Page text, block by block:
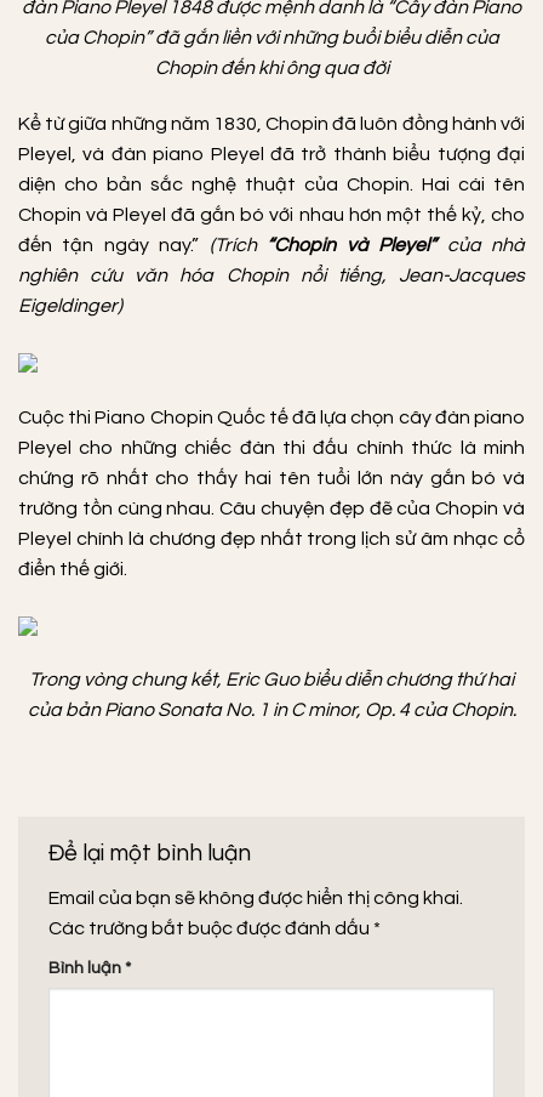
đàn Piano Pleyel 1848 được mệnh danh là “Cây đàn Piano
của Chopin” đã gắn liền với những buổi biểu diễn của
Chopin đến khi ông qua đời
Kể từ giữa những năm 1830, Chopin đã luôn đồng hành với
Pleyel, và đàn piano Pleyel đã trở thành biểu tượng đại
diện cho bản sắc nghệ thuật của Chopin. Hai cái tên
Chopin và Pleyel đã gắn bó với nhau hơn một thế kỷ, cho
đến tận ngày nay.” (Trích “Chopin và Pleyel”của nhà
nghiên cứu văn hóa Chopin nổi tiếng, Jean-Jacques
Eigeldinger)
Cuộc thi Piano Chopin Quốc tế đã lựa chọn cây đàn piano
Pleyel cho những chiếc đàn thi đấu chính thức là minh
chứng rõ nhất cho thấy hai tên tuổi lớn này gắn bó và
trường tồn cùng nhau. Câu chuyện đẹp đẽ của Chopin và
Pleyel chính là chương đẹp nhất trong lịch sử âm nhạc cổ
điển thế giới.
Trong vòng chung kết, Eric Guo biểu diễn chương thứ hai
của bản Piano Sonata No. 1 in C minor, Op. 4 của Chopin.
Để lại một bình luận
Email của bạn sẽ không được hiển thị công khai.
Các trường bắt buộc được đánh dấu *
Bình luận *